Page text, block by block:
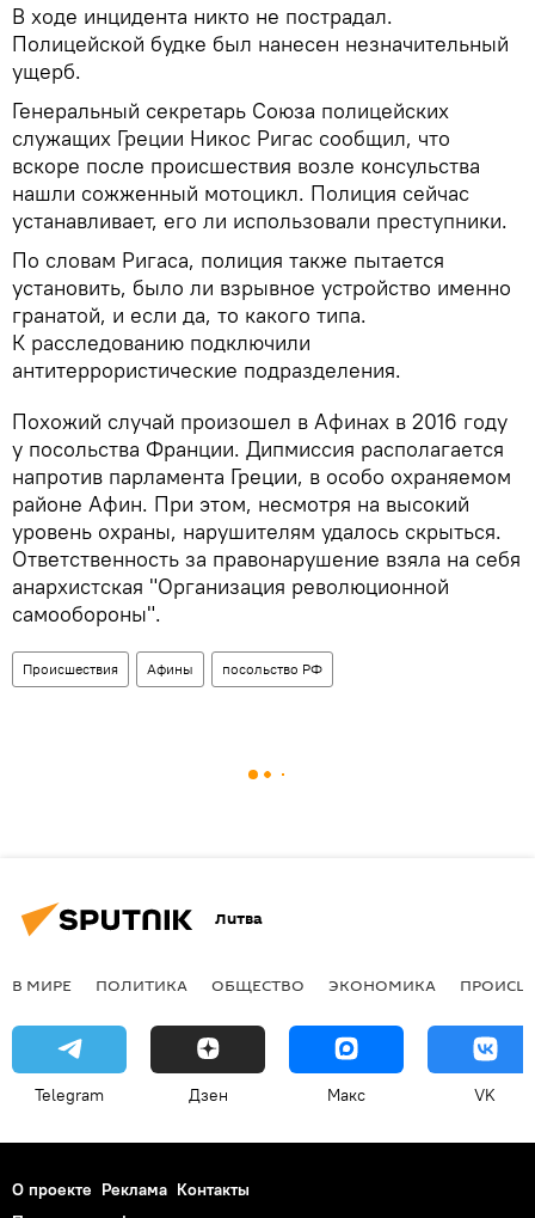
​В ходе инцидента никто не пострадал.
Полицейской будке был нанесен незначительный
ущерб.
Генеральный секретарь Союза полицейских
служащих Греции Никос Ригас сообщил, что
вскоре после происшествия возле консульства
нашли сожженный мотоцикл. Полиция сейчас
устанавливает, его ли использовали преступники.
По словам Ригаса, полиция также пытается
установить, было ли взрывное устройство именно
гранатой, и если да, то какого типа.
К расследованию подключили
антитеррористические подразделения.
Похожий случай произошел в Афинах в 2016 году
у посольства Франции. Дипмиссия располагается
напротив парламента Греции, в особо охраняемом
районе Афин. При этом, несмотря на высокий
уровень охраны, нарушителям удалось скрыться.
Ответственность за правонарушение взяла на себя
анархистская "Организация революционной
самообороны".
Происшествия Афины посольство РФ
Литва
В МИРЕ ПОЛИТИКА ОБЩЕСТВО ЭКОНОМИКА
Telegram Дзен Макс VK
О проекте Реклама Контакты